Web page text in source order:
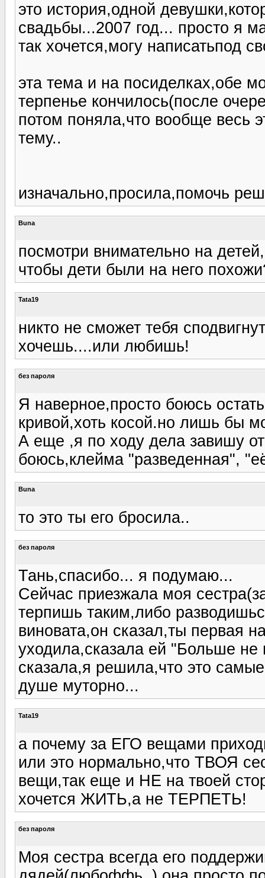
это история,одной
свадьбы...2007 год... просто я
так хочется,могу написатьпод
эта тема и на посиделках,обе
терпенье кончилось(после
потом поняла,что вообще весь
тему..
изначально,просила,помочь
Buna
посмотри внимательно на
чтобы дети были на него
Tata19
никто не сможет тебя
хочешь....или любишь!
без пароля
Я наверное,просто боюсь
кривой,хоть косой.но лишь бы
А еще ,я по ходу дела завишу
боюсь,клейма "разведенная",
Buna
то это ты его бросила..
без пароля
Тань,спасибо... я подумаю...
Сейчас приезжала моя
терпишь таким,либо
виновата,он сказал,ты первая
уходила,сказала ей "Больше
сказала,я решила,что это
душе муторно...
Tata19
а почему за ЕГО вещами
или это нормально,что ТВОЯ
вещи,так еще и НЕ на твоей
хочется ЖИТЬ,а не ТЕРПЕТЬ!
без пароля
Моя сестра всегда его